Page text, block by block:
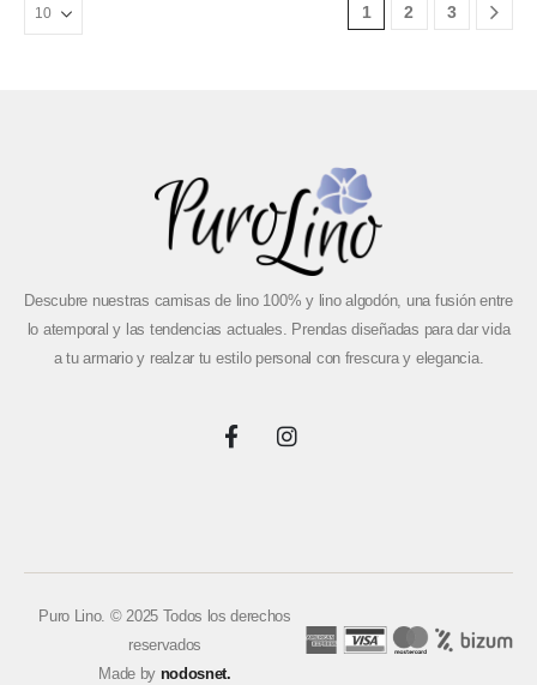
1 2 3
Descubre nuestras camisas de lino 100% y lino algodón, una fusión entre
lo atemporal y las tendencias actuales. Prendas diseñadas para dar vida
a tu armario y realzar tu estilo personal con frescura y elegancia.
Puro Lino. © 2025 Todos los derechos
reservados
Made by nodosnet.